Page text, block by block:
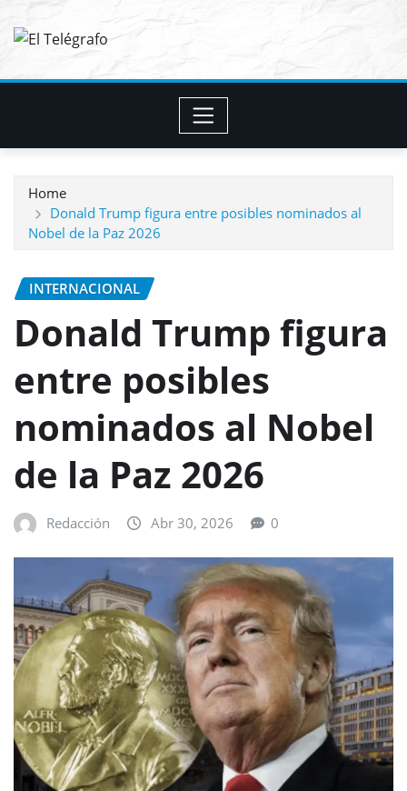
Home
Donald Trump figura entre posibles nominados al
Nobel de la Paz 2026
INTERNACIONAL
Donald Trump figura
entre posibles
nominados al Nobel
de la Paz 2026
Redacción Abr 30, 2026 0